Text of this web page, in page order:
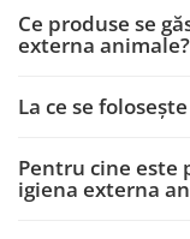
Sere si solarii
Umbrele si
Solutii profesionale
bucatarie
spalatorii auto
Ce produse se
externa animale?
La ce se
Pentru cine este
igiena externa